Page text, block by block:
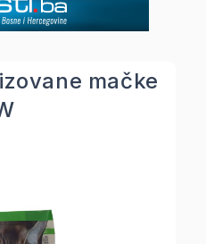
mačke